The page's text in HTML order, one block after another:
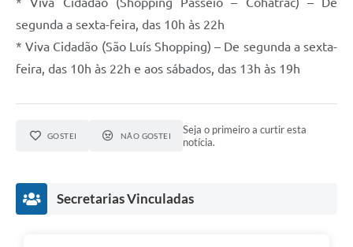
segunda a sexta-feira, das 10h às 22h
* Viva Cidadão (São Luís Shopping) – De segunda a sexta-
feira, das 10h às 22h e aos sábados, das 13h às 19h
GOSTEI NÃO GOSTEI
Seja o primeiro a curtir esta
notícia.
Secretarias Vinculadas